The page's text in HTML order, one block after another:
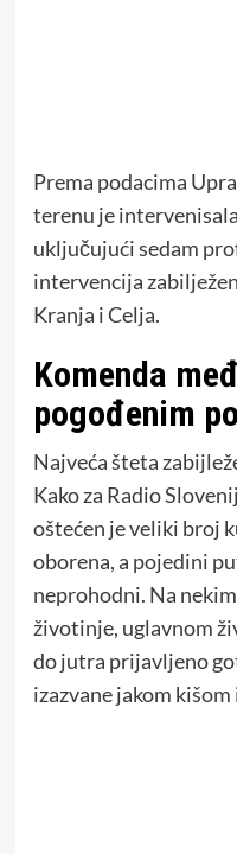
Prema podacima
terenu je
uključujući sedam
intervencija
Kranja i Celja.
Komenda
pogođenim
Najveća šteta
Kako za Radio
oštećen je veliki broj
oborena, a pojedini
neprohodni. Na
životinje, uglavnom
do jutra prijavljeno
izazvane jakom